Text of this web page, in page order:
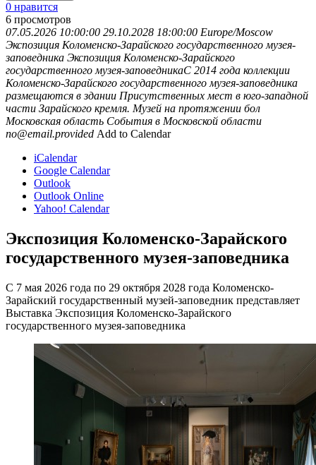
0 нравится
6 просмотров
07.05.2026 10:00:00 29.10.2028 18:00:00 Europe/Moscow
Экспозиция Коломенско-Зарайского государственного музея-
заповедника Экспозиция Коломенско-Зарайского
государственного музея-заповедникаС 2014 года коллекции
Коломенско-Зарайского государственного музея-заповедника
размещаются в здании Присутственных мест в юго-западной
части Зарайского кремля. Музей на протяжении бол
Московская область События в Московской области
no@email.provided Add to Calendar
iCalendar
Google Calendar
Outlook
Outlook Online
Yahoo! Calendar
Экспозиция Коломенско-Зарайского
государственного музея-заповедника
С 7 мая 2026 года по 29 октября 2028 года Коломенско-
Зарайский государственный музей-заповедник представляет
Выставка Экспозиция Коломенско-Зарайского
государственного музея-заповедника